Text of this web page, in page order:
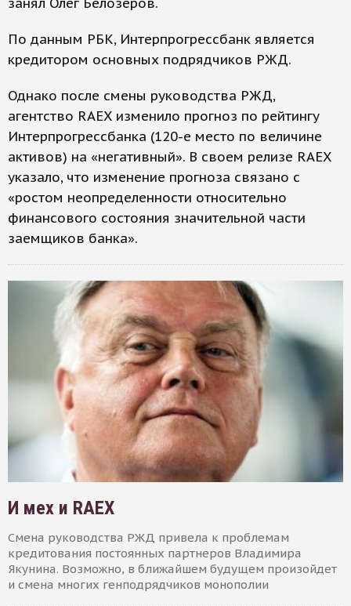
занял Олег Белозеров.
По данным РБК, Интерпрогрессбанк является
кредитором основных подрядчиков РЖД.
Однако после смены руководства РЖД,
агентство RAEX изменило прогноз по рейтингу
Интерпрогрессбанка (120-е место по величине
активов) на «негативный». В своем релизе RAEX
указало, что изменение прогноза связано с
«ростом неопределенности относительно
финансового состояния значительной части
заемщиков банка».
И мех и RAEX
Смена руководства РЖД привела к проблемам
кредитования постоянных партнеров Владимира
Якунина. Возможно, в ближайшем будущем произойдет
и смена многих генподрядчиков монополии